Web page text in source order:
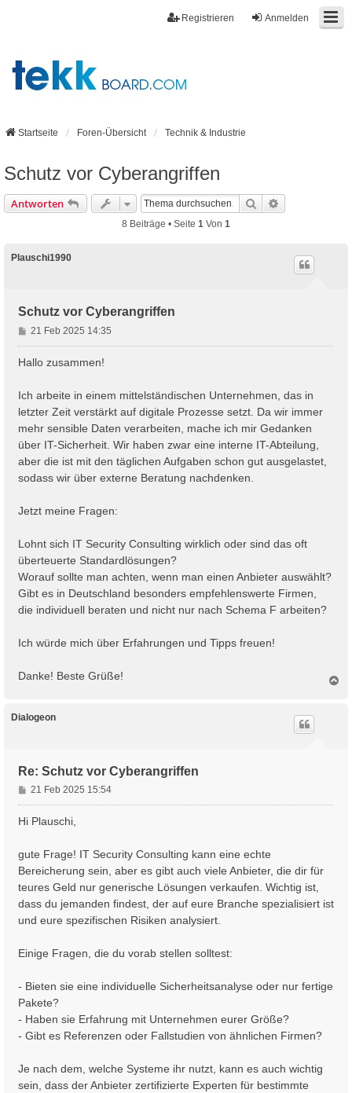
Anmelden
Registrieren
Startseite Foren-Übersicht Technik & Industrie
Schutz vor Cyberangriffen
Antworten Suche
8 Beiträge • Seite 1 Von 1
Plauschi1990
Schutz vor Cyberangriffen
B
e
a
g
21 Feb 2025 14:35
Hallo zusammen!
Ich arbeite in einem mittelständischen Unternehmen, das in
letzter Zeit verstärkt auf digitale Prozesse setzt. Da wir immer
mehr sensible Daten verarbeiten, mache ich mir Gedanken
über IT-Sicherheit. Wir haben zwar eine interne IT-Abteilung,
aber die ist mit den täglichen Aufgaben schon gut ausgelastet,
sodass wir über externe Beratung nachdenken.
Jetzt meine Fragen:
Lohnt sich IT Security Consulting wirklich oder sind das oft
überteuerte Standardlösungen?
Worauf sollte man achten, wenn man einen Anbieter auswählt?
Gibt es in Deutschland besonders empfehlenswerte Firmen,
die individuell beraten und nicht nur nach Schema F arbeiten?
Ich würde mich über Erfahrungen und Tipps freuen!
Danke! Beste Grüße!
Dialogeon
Re: Schutz vor Cyberangriffen
B
e
i
a
g
21 Feb 2025 15:54
Hi Plauschi,
gute Frage! IT Security Consulting kann eine echte
Bereicherung sein, aber es gibt auch viele Anbieter, die dir für
teures Geld nur generische Lösungen verkaufen. Wichtig ist,
dass du jemanden findest, der auf eure Branche spezialisiert ist
und eure spezifischen Risiken analysiert.
Einige Fragen, die du vorab stellen solltest:
- Bieten sie eine individuelle Sicherheitsanalyse oder nur fertige
Pakete?
- Haben sie Erfahrung mit Unternehmen eurer Größe?
- Gibt es Referenzen oder Fallstudien von ähnlichen Firmen?
Je nach dem, welche Systeme ihr nutzt, kann es auch wichtig
sein, dass der Anbieter zertifizierte Experten für bestimmte